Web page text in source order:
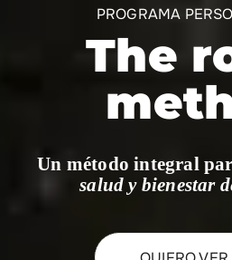
PROGRAMA
The
Un método integral
salud y bienestar